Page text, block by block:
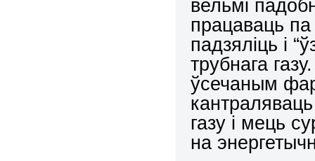
вельмі
працаваць
падзяліць і
трубнага
ўсечаным
газу і мець
на